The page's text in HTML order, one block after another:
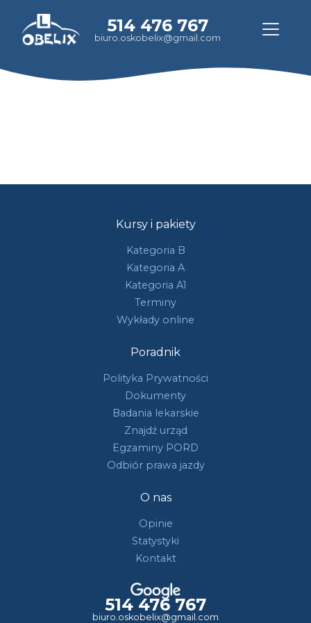
514 476 767
biuro.oskobelix@gmail.com
Kursy i pakiety
Kategoria B
Kategoria A
Kategoria A1
Terminy
Wykłady online
Poradnik
Polityka Prywatności
Dokumenty
Badania lekarskie
Znajdź urząd
Egzaminy PORD
Odbiór prawa jazdy
O nas
Opinie
Statystyki
Kontakt
514 476 767
biuro.oskobelix@gmail.com